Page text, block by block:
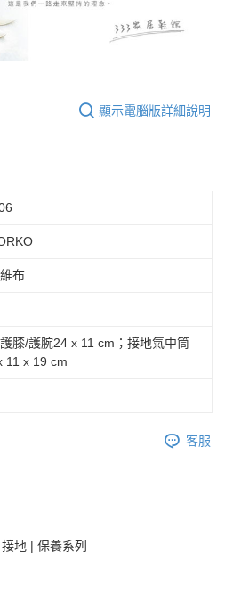
顯示電腦版詳細說明
布
膝/護腕24 x 11 cm；接地氣中筒
11 x 19 cm
客服
接地 | 保養系列